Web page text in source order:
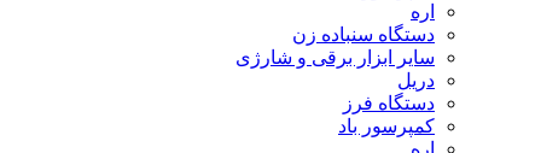
اره
دستگاه سنباده زن
سایر ابزار برقی و شارژی
دریل
دستگاه فرز
کمپرسور باد
اره